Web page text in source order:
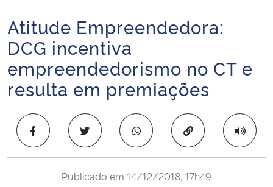
Ministério da Infraestrutura
Ministério da Agricultura, Pecuária e Abastecimento
Ministério da Educação
Ministério da Cidadania
Ministério da Saúde
Ministério de Minas e Energia
Início do conteúdo
Atitude Empreendedora:
DCG incentiva
empreendedorismo no CT e
resulta em premiações
Copiar para área
Publicado em 14/12/2018, 17h49